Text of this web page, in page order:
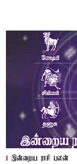
இன்றைய ராசி பலன்